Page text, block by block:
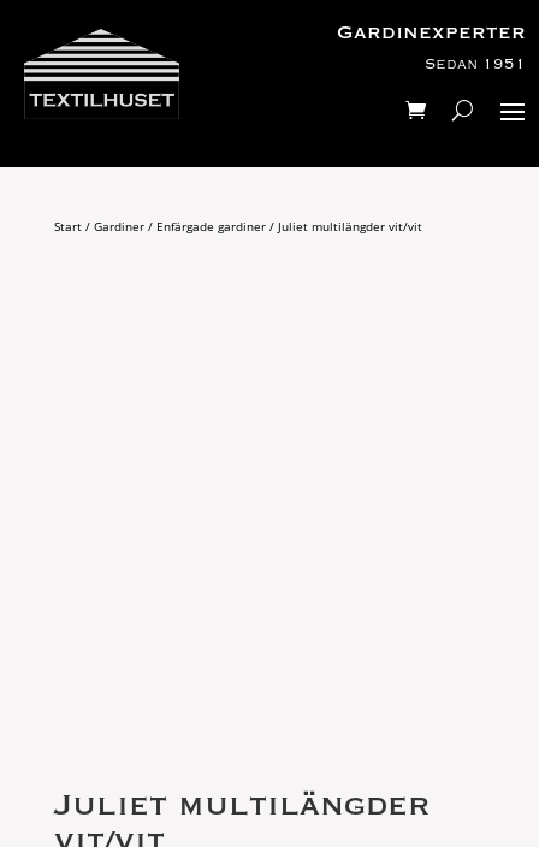
Gardinexperter
Sedan 1951
Start/ Gardiner/ Enfärgade gardiner/ Juliet multilängder vit/vit
Juliet multilängder
vit/vit